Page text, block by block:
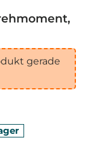
gerade